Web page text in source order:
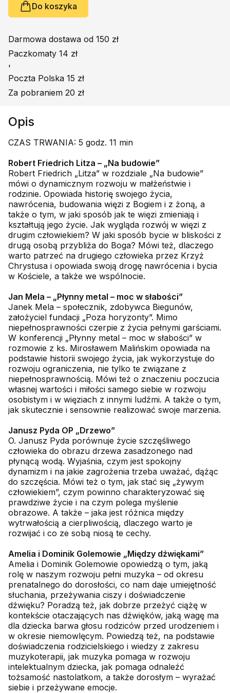
Do koszyka
Darmowa dostawa od 150 zł
Paczkomaty 14 zł
'
Poczta Polska 15 zł
Za pobraniem 20 zł
Opis
CZAS TRWANIA: 5 godz. 11 min
Robert Friedrich Litza – „Na budowie”
Robert Friedrich „Litza” w rozdziale „Na budowie”
mówi o dynamicznym rozwoju w małżeństwie i
rodzinie. Opowiada historię swojego życia,
nawrócenia, budowania więzi z Bogiem i z żoną, a
także o tym, w jaki sposób jak te więzi zmieniają i
kształtują jego życie. Jak wygląda rozwój w więzi z
drugim człowiekiem? W jaki sposób bycie w bliskości z
drugą osobą przybliża do Boga? Mówi też, dlaczego
warto patrzeć na drugiego człowieka przez Krzyż
Chrystusa i opowiada swoją drogę nawrócenia i bycia
w Kościele, a także we wspólnocie.
Jan Mela – „Płynny metal – moc w słabości”
Janek Mela – społecznik, zdobywca Biegunów,
założyciel fundacji „Poza horyzonty”. Mimo
niepełnosprawności czerpie z życia pełnymi garściami.
W konferencji „Płynny metal – moc w słabości” w
rozmowie z ks. Mirosławem Malińskim opowiada na
podstawie historii swojego życia, jak wykorzystuje do
rozwoju ograniczenia, nie tylko te związane z
niepełnosprawnością. Mówi też o znaczeniu poczucia
własnej wartości i miłości samego siebie w rozwoju
osobistym i w więziach z innymi ludźmi. A także o tym,
jak skutecznie i sensownie realizować swoje marzenia.
Janusz Pyda OP „Drzewo”
O. Janusz Pyda porównuje życie szczęśliwego
człowieka do obrazu drzewa zasadzonego nad
płynącą wodą. Wyjaśnia, czym jest spokojny
dynamizm i na jakie zagrożenia trzeba uważać, dążąc
do szczęścia. Mówi też o tym, jak stać się „żywym
człowiekiem”, czym powinno charakteryzować się
prawdziwe życie i na czym polega myślenie
obrazowe. A także – jaka jest różnica między
wytrwałością a cierpliwością, dlaczego warto je
rozwijać i co ze sobą niosą te cechy.
Amelia i Dominik Golemowie „Między dźwiękami”
Amelia i Dominik Golemowie opowiedzą o tym, jaką
rolę w naszym rozwoju pełni muzyka – od okresu
prenatalnego do dorosłości, co nam daje umiejętność
słuchania, przeżywania ciszy i doświadczenie
dźwięku? Poradzą też, jak dobrze przeżyć ciążę w
kontekście otaczających nas dźwięków, jaką wagę ma
dla dziecka barwa głosu rodziców przed urodzeniem i
w okresie niemowlęcym. Powiedzą też, na podstawie
doświadczenia rodzicielskiego i wiedzy z zakresu
muzykoterapii, jak muzyka pomaga w rozwoju
intelektualnym dziecka, jak pomaga odnaleźć
tożsamość nastolatkom, a także dorosłym – wyrażać
siebie i przeżywane emocje.